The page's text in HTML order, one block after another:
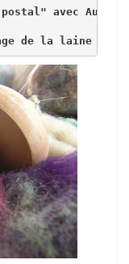
avec Aurore
de la laine au